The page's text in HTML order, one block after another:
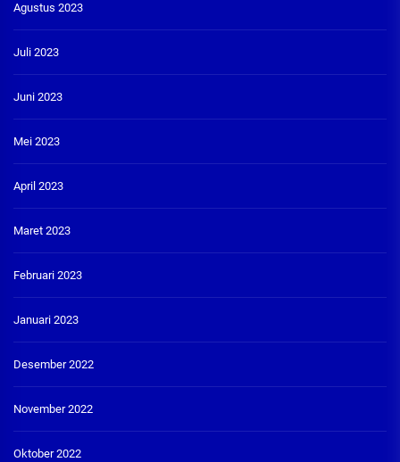
Agustus 2023
Juli 2023
Juni 2023
Mei 2023
April 2023
Maret 2023
Februari 2023
Januari 2023
Desember 2022
November 2022
Oktober 2022